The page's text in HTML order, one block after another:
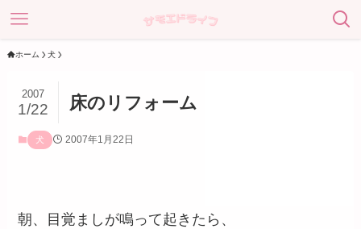
ホーム 犬
床のリフォーム
2007
1/22
犬 2007年1月22日
朝、目覚ましが鳴って起きたら、